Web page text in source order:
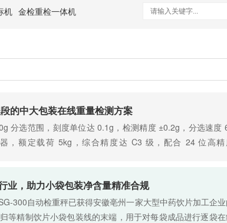
机 金检重检一体机
的中大包装在线重量检测方案
分选范围，刻度单位达 0.1g，检测精度 ±0.2g，分选速度
，额定载荷 5kg，综合精度达 C3 级，配合 24 位高精
业，助力小袋包装净含量精准合规
300自动检重秤已获得安徽亳州一家大型中药饮片加工企
等精制饮片小袋包装线的末端，用于对每袋成品进行逐袋